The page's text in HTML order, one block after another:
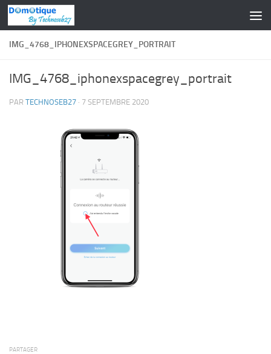
Skip to content
IMG_4768_IPHONEXSPACEGREY_PORTRAIT
IMG_4768_iphonexspacegrey_portrait
PAR TECHNOSEB27 · 7 SEPTEMBRE 2020
PARTAGER